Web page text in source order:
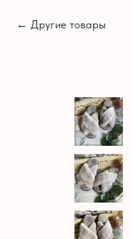
Другие товары